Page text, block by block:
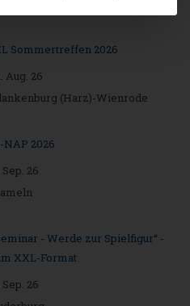
Sommertreffen 2026
Aug. 26
(Harz)-Wienrode
NAP 2026
Sep. 26
- Werde zur Spielfigur“ -
XXL-Format
Sep. 26